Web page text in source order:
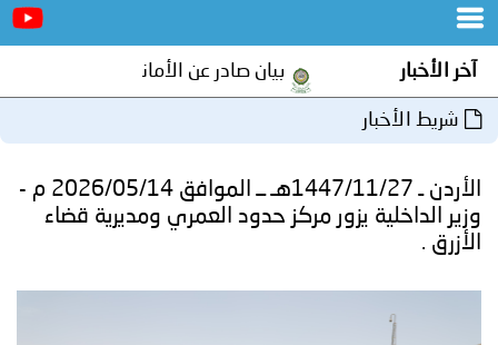
المكاتب
المجلس
مؤتمرات
آخر الأخبار بيان صادر عن الأمانة العامة لمجلس
شريط الأخبار
الأردن ـ 1447/11/27هـ ــ الموافق 2026/05/14 م -
وزير الداخلية يزور مركز حدود العمري ومديرية قضاء
الأزرق .